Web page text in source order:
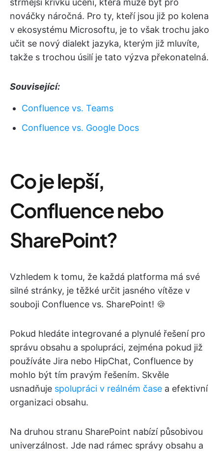
strmější křivku učení, která může být pro
nováčky náročná. Pro ty, kteří jsou již po kolena
v ekosystému Microsoftu, je to však trochu jako
učit se nový dialekt jazyka, kterým již mluvíte,
takže s trochou úsilí je tato výzva překonatelná.
Související:
Confluence vs. Teams
Confluence vs. Google Docs
Co je lepší,
Confluence nebo
SharePoint?
Vzhledem k tomu, že každá platforma má své
silné stránky, je těžké určit jasného vítěze v
souboji Confluence vs. SharePoint! 🍪
Pokud hledáte integrované a plynulé řešení pro
správu obsahu a spolupráci, zejména pokud již
používáte Jira nebo HipChat, Confluence by
mohlo být tím pravým řešením. Skvěle
usnadňuje spolupráci v reálném čase a efektivní
organizaci obsahu.
Na druhou stranu SharePoint nabízí působivou
univerzálnost. Jde nad rámec správy obsahu a